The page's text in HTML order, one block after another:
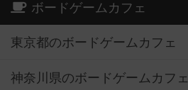
ボードゲームカフェ
東京都のボードゲームカフェ
神奈川県のボードゲームカフェ